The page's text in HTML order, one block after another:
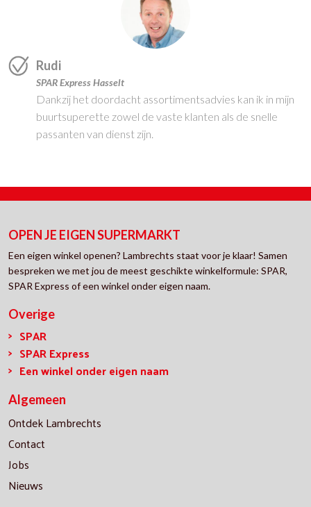
Rudi
SPAR Express Hasselt
Dankzij het doordacht assortimentsadvies kan ik in mijn
buurtsuperette zowel de vaste klanten als de snelle
passanten van dienst zijn.
OPEN JE EIGEN SUPERMARKT
Een eigen winkel openen? Lambrechts staat voor je klaar! Samen
bespreken we met jou de meest geschikte winkelformule: SPAR,
SPAR Express of een winkel onder eigen naam.
Overige
SPAR
SPAR Express
Een winkel onder eigen naam
Algemeen
Ontdek Lambrechts
Contact
Jobs
Nieuws